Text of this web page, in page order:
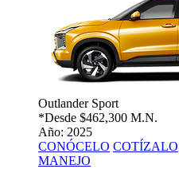
Outlander Sport
*Desde $462,300 M.N.
Año: 2025
CONÓCELO COTÍZALO
MANEJO